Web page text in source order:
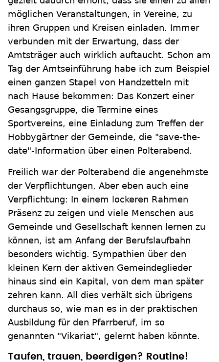
möglichen Veranstaltungen, in Vereine, zu
ihren Gruppen und Kreisen einladen. Immer
verbunden mit der Erwartung, dass der
Amtsträger auch wirklich auftaucht. Schon am
Tag der Amtseinführung habe ich zum Beispiel
einen ganzen Stapel von Handzetteln mit
nach Hause bekommen: Das Konzert einer
Gesangsgruppe, die Termine eines
Sportvereins, eine Einladung zum Treffen der
Hobbygärtner der Gemeinde, die "save-the-
date"-Information über einen Polterabend.
Freilich war der Polterabend die angenehmste
der Verpflichtungen. Aber eben auch eine
Verpflichtung: In einem lockeren Rahmen
Präsenz zu zeigen und viele Menschen aus
Gemeinde und Gesellschaft kennen lernen zu
können, ist am Anfang der Berufslaufbahn
besonders wichtig. Sympathien über den
kleinen Kern der aktiven Gemeindeglieder
hinaus sind ein Kapital, von dem man später
zehren kann. All dies verhält sich übrigens
durchaus so, wie man es in der praktischen
Ausbildung für den Pfarrberuf, im so
genannten "Vikariat", gelernt haben könnte.
Taufen, trauen, beerdigen? Routine!